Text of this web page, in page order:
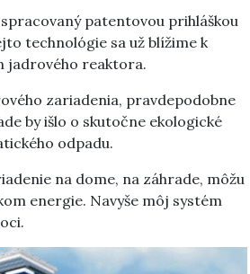
patentovou prihláškou
technológie sa už blížime k
jadrového reaktora.
zariadenia, pravdepodobne
by išlo o skutočne ekologické
odpadu.
na dome, na záhrade, môžu
energie. Navyše môj systém